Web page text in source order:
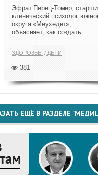
Эфрат Перец-Томер,
клинический психолог
округа «Меухедет»,
объясняет, как создать...
ЗДОРОВЬЕ ДЕТИ
381
ЕЩЁ В РАЗДЕЛЕ